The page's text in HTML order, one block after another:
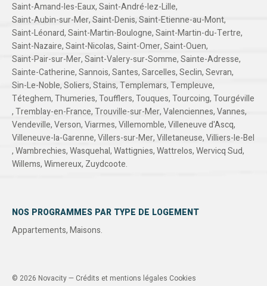
Saint-Amand-les-Eaux,Saint-André-lez-Lille,
Saint-Aubin-sur-Mer,Saint-Denis,Saint-Etienne-au-Mont,
Saint-Léonard,Saint-Martin-Boulogne,Saint-Martin-du-Tertre,
Saint-Nazaire,Saint-Nicolas,Saint-Omer,Saint-Ouen,
Saint-Pair-sur-Mer,Saint-Valery-sur-Somme,Sainte-Adresse,
Sainte-Catherine,Sannois,Santes,Sarcelles,Seclin,Sevran,
Sin-Le-Noble,Soliers,Stains,Templemars,Templeuve,
Téteghem,Thumeries,Toufflers,Touques,Tourcoing,Tourgéville
,Tremblay-en-France,Trouville-sur-Mer,Valenciennes,Vannes,
Vendeville,Verson,Viarmes,Villemomble,Villeneuve d'Ascq,
Villeneuve-la-Garenne,Villers-sur-Mer,Villetaneuse,Villiers-le-Bel
,Wambrechies,Wasquehal,Wattignies,Wattrelos,Wervicq Sud,
Willems,Wimereux, Zuydcoote.
NOS PROGRAMMES PAR TYPE DE LOGEMENT
Appartements,Maisons.
© 2026 Novacity — Crédits et mentions légales Cookies